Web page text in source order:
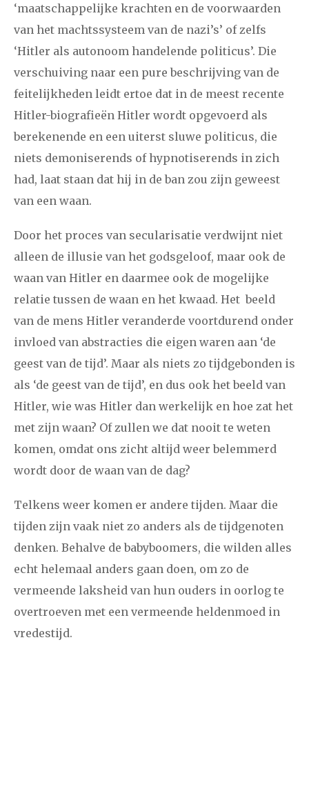
‘maatschappelijke krachten en de voorwaarden
van het machtssysteem van de nazi’s’ of zelfs
‘Hitler als autonoom handelende politicus’. Die
verschuiving naar een pure beschrijving van de
feitelijkheden leidt ertoe dat in de meest recente
Hitler-biografieën Hitler wordt opgevoerd als
berekenende en een uiterst sluwe politicus, die
niets demoniserends of hypnotiserends in zich
had, laat staan dat hij in de ban zou zijn geweest
van een waan.
Door het proces van secularisatie verdwijnt niet
alleen de illusie van het godsgeloof, maar ook de
waan van Hitler en daarmee ook de mogelijke
relatie tussen de waan en het kwaad. Het beeld
van de mens Hitler veranderde voortdurend onder
invloed van abstracties die eigen waren aan ‘de
geest van de tijd’. Maar als niets zo tijdgebonden is
als ‘de geest van de tijd’, en dus ook het beeld van
Hitler, wie was Hitler dan werkelijk en hoe zat het
met zijn waan? Of zullen we dat nooit te weten
komen, omdat ons zicht altijd weer belemmerd
wordt door de waan van de dag?
Telkens weer komen er andere tijden. Maar die
tijden zijn vaak niet zo anders als de tijdgenoten
denken. Behalve de babyboomers, die wilden alles
echt helemaal anders gaan doen, om zo de
vermeende laksheid van hun ouders in oorlog te
overtroeven met een vermeende heldenmoed in
vredestijd.